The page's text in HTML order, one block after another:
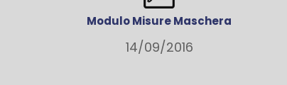
Modulo Misure Maschera
14/09/2016